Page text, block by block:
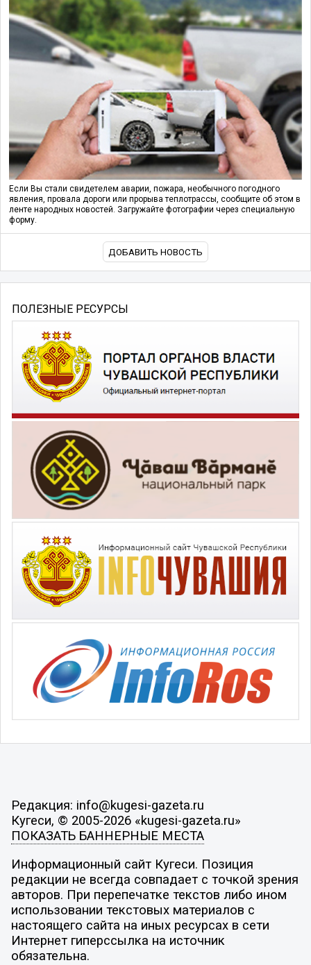
Если Вы стали свидетелем аварии, пожара, необычного погодного
явления, провала дороги или прорыва теплотрассы, сообщите об этом в
ленте народных новостей. Загружайте фотографии через специальную
форму.
ДОБАВИТЬ НОВОСТЬ
ПОЛЕЗНЫЕ РЕСУРСЫ
Редакция: info@kugesi-gazeta.ru
Кугеси, © 2005-2026 «kugesi-gazeta.ru»
ПОКАЗАТЬ БАННЕРНЫЕ МЕСТА
Информационный сайт Кугеси. Позиция
редакции не всегда совпадает с точкой зрения
авторов. При перепечатке текстов либо ином
использовании текстовых материалов с
настоящего сайта на иных ресурсах в сети
Интернет гиперссылка на источник
обязательна.